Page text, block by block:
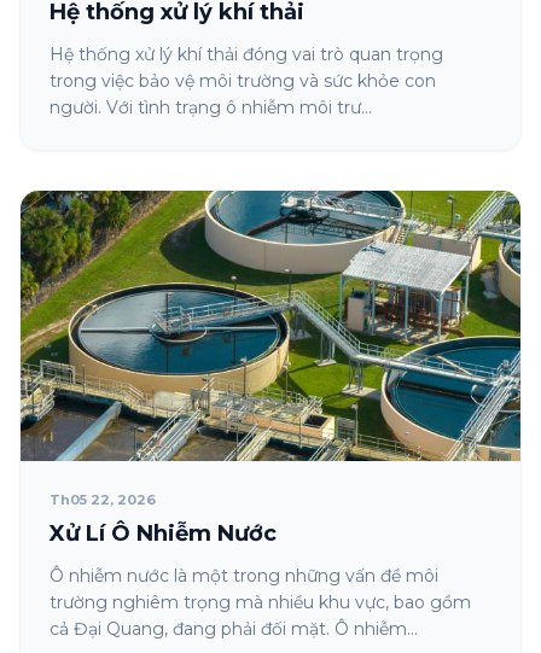
Hệ thống xử lý khí thải
Hệ thống xử lý khí thải đóng vai trò quan trọng
trong việc bảo vệ môi trường và sức khỏe con
người. Với tình trạng ô nhiễm môi trư...
Th05 22, 2026
Xử Lí Ô Nhiễm Nước
Ô nhiễm nước là một trong những vấn đề môi
trường nghiêm trọng mà nhiều khu vực, bao gồm
cả Đại Quang, đang phải đối mặt. Ô nhiễm...